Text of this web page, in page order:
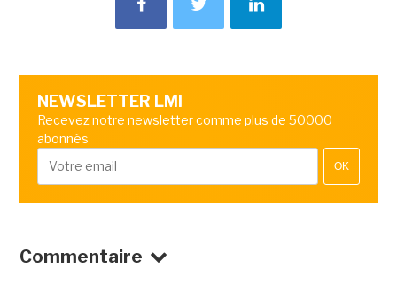
NEWSLETTER LMI
Recevez notre newsletter comme plus de 50000
abonnés
OK
Commentaire